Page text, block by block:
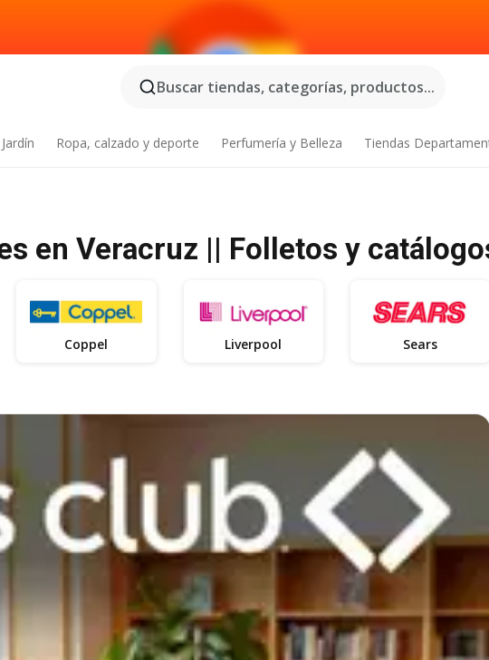
Buscar tiendas, categorías, productos...
Ropa, calzado y deporte Perfumería y Belleza Tiendas
en Veracruz || Folletos y
Coppel Liverpool Sears